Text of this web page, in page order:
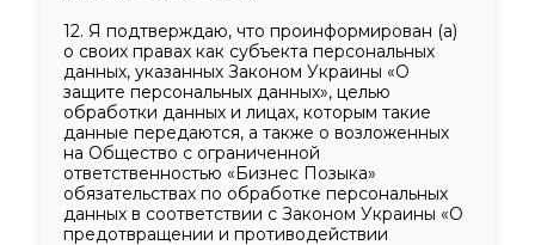
12. Я подтверждаю, что проинформирован (а)
о своих правах как субъекта персональных
данных, указанных Законом Украины «О
защите персональных данных», целью
обработки данных и лицах, которым такие
данные передаются, а также о возложенных
на Общество с ограниченной
ответственностью «Бизнес Позыка»
обязательствах по обработке персональных
данных в соответствии с Законом Украины «О
предотвращении и противодействии